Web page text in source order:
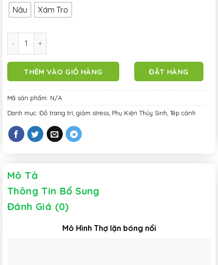
Nâu Xám Tro
THÊM VÀO GIỎ HÀNG ĐẶT HÀNG
Mã sản phẩm: N/A
Danh mục: Đồ trang trí, giảm stress Phụ Kiện Thủy Sinh Tép cảnh
Mô Tả
Thông Tin Bổ Sung
Đánh Giá (0)
Mô Hình Thợ lặn bóng nổi